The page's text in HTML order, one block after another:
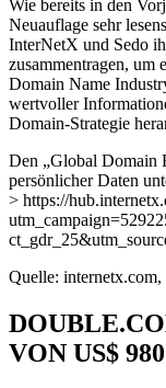
Wie bereits in den
Neuauflage sehr
InterNetX und Sedo
zusammentragen,
Domain Name
wertvoller
Domain-Strategie
Den „Global Domain
persönlicher Daten
> https://
Quelle: internetx.com,
VON US$